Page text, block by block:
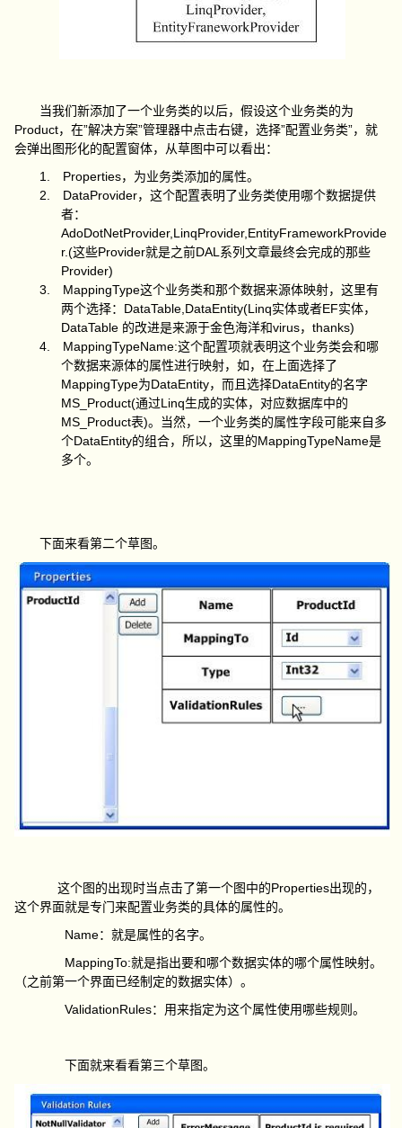
当我们新添加了一个业务类的以后，假设这个业务类的为
Product，在”解决方案”管理器中点击右键，选择”配置业务类”，就
会弹出图形化的配置窗体，从草图中可以看出：
1. Properties，为业务类添加的属性。
2. DataProvider，这个配置表明了业务类使用哪个数据提供
者：
AdoDotNetProvider,LinqProvider,EntityFrameworkProvide
r.(这些Provider就是之前DAL 系列文章最终会完成的那些
Provider)
3.
MappingType这个业务类和那个数据来源体映射，这里有
两个选择： DataTable,DataEntity(Linq实体或者EF实体，
DataTable 的改进是来源于金色海洋和virus，thanks)
4.
MappingTypeName:这个配置项就表明这个业务类会和哪
个数据来源体的属性进行映射，如，在上面选择了
MappingType为DataEntity，而且选择DataEntity的名字
MS_Product(通过Linq生成的实体，对应数据库中的
MS_Product表)。当然，一个业务类的属性字段可能来自多
个DataEntity的组合，所以，这里的MappingTypeName是
多个。
下面来看第二个草图。
这个图的出现时当点击了第一个图中的Properties出现的，
这个界面就是专门来配置业务类的具体的属性的。
Name：就是属性的名字。
MappingTo:就是指出要和哪个数据实体的哪个属性映射。
（之前第一个界面已经制定的数据实体）。
ValidationRules：用来指定为这个属性使用哪些规则。
下面就来看看第三个草图。